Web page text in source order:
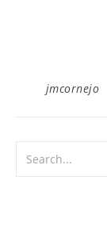
jmcornejo